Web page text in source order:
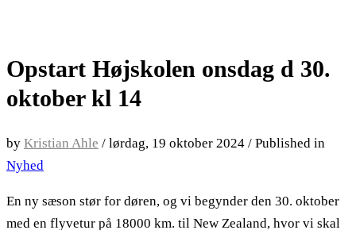
Opstart Højskolen onsdag d 30.
oktober kl 14
by Kristian Ahle / lørdag, 19 oktober 2024 / Published in
Nyhed
En ny sæson stør for døren, og vi begynder den 30. oktober
med en flyvetur på 18000 km. til New Zealand, hvor vi skal